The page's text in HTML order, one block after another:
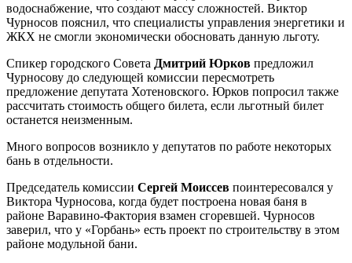
водоснабжение, что создают массу сложностей. Виктор
Чурносов пояснил, что специалисты управления энергетики и
ЖКХ не смогли экономически обосновать данную льготу.
Спикер городского Совета Дмитрий Юрков предложил
Чурносову до следующей комиссии пересмотреть
предложение депутата Хотеновского. Юрков попросил также
рассчитать стоимость общего билета, если льготный билет
останется неизменным.
Много вопросов возникло у депутатов по работе некоторых
бань в отдельности.
Председатель комиссии Сергей Моиссев поинтересовался у
Виктора Чурносова, когда будет построена новая баня в
районе Варавино-Фактория взамен сгоревшей. Чурносов
заверил, что у «Горбань» есть проект по строительству в этом
районе модульной бани.